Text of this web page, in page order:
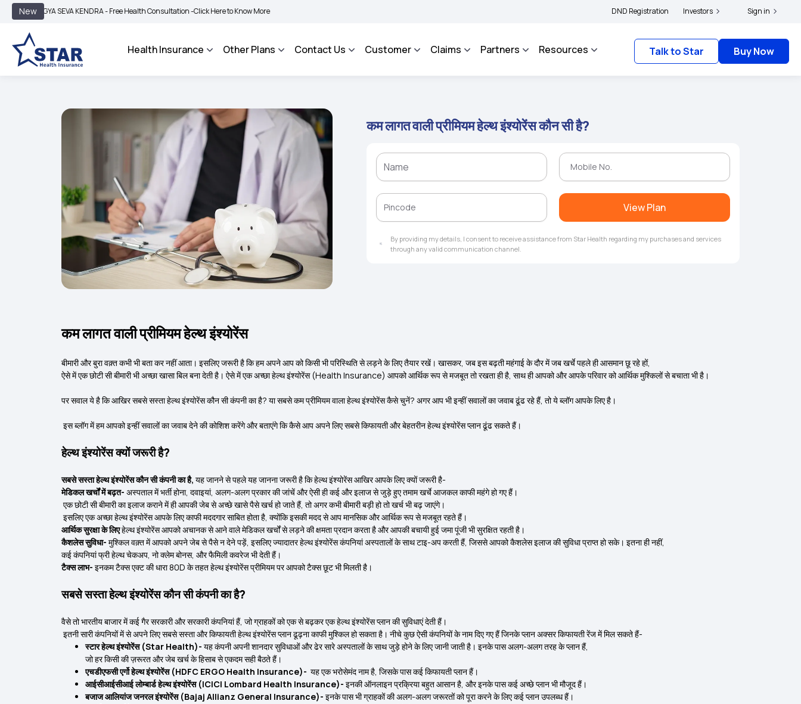
New
SEVA KENDRA - Free Health Consultation -Click Here to Know More | BIMA BHAROSA - An Integrated Grievance Management System to facilitate the policyholders and complainants to file their grievances with IRDAI - Click here to know more
DND Registration Investors Sign in
Health Insurance Other Plans Contact Us Customer Claims Partners Resources Talk to Star Buy Now
कम लागत वाली प्रीमियम हेल्थ इंश्योरेंस कौन सी है?
View Plan
By providing my details, I consent to receive assistance from Star Health regarding my purchases and services
through any valid communication channel.
कम लागत वाली प्रीमियम हेल्थ इंश्योरेंस
बीमारी और बुरा वक़्त कभी भी बता कर नहीं आता। इसलिए जरूरी है कि हम अपने आप को किसी भी परिस्थिति से लड़ने के लिए तैयार रखें। खासकर, जब इस बढ़ती महंगाई के दौर में जब खर्चे पहले ही आसमान छू रहे हों,
ऐसे में एक छोटी सी बीमारी भी अच्छा खासा बिल बना देती है। ऐसे में एक अच्छा हेल्थ इंश्योरेंस (Health Insurance) आपको आर्थिक रूप से मजबूत तो रखता ही है, साथ ही आपको और आपके परिवार को आर्थिक मुश्किलों से बचाता भी है।
पर सवाल ये है कि आखिर सबसे सस्ता हेल्थ इंश्योरेंस कौन सी कंपनी का है? या सबसे कम प्रीमियम वाला हेल्थ इंश्योरेंस कैसे चुनें? अगर आप भी इन्हीं सवालों का जवाब ढूंढ रहे हैं, तो ये ब्लॉग आपके लिए है।
इस ब्लॉग में हम आपको इन्हीं सवालों का जवाब देने की कोशिश करेंगे और बताएंगे कि कैसे आप अपने लिए सबसे किफायती और बेहतरीन हेल्थ इंश्योरेंस प्लान ढूंढ सकते हैं।
हेल्थ इंश्योरेंस क्यों जरूरी है?
सबसे सस्ता हेल्थ इंश्योरेंस कौन सी कंपनी का है, यह जानने से पहले यह जानना जरूरी है कि हेल्थ इंश्योरेंस आखिर आपके लिए क्यों जरूरी है-
मेडिकल खर्चों में बढ़त- अस्पताल में भर्ती होना, दवाइयां, अलग-अलग प्रकार की जांचें और ऐसी ही कई और इलाज से जुड़े हुए तमाम खर्चे आजकल काफी महंगे हो गए हैं।
एक छोटी सी बीमारी का इलाज कराने में ही आपकी जेब से अच्छे खासे पैसे खर्च हो जाते हैं, तो अगर कभी बीमारी बड़ी हो तो खर्च भी बढ़ जाएंगे।
इसलिए एक अच्छा हेल्थ इंश्योरेंस आपके लिए काफी मददगार साबित होता है, क्योंकि इसकी मदद से आप मानसिक और आर्थिक रूप से मजबूत रहते हैं।
आर्थिक सुरक्षा के लिएहेल्थ इंश्योरेंस आपको अचानक से आने वाले मेडिकल खर्चों से लड़ने की क्षमता प्रदान करता है और आपकी बचायी हुई जमा पूंजी भी सुरक्षित रहती है।
कैशलेस सुविधा- मुश्किल वक़्त में आपको अपने जेब से पैसे न देने पड़ें, इसलिए ज्यादातर हेल्थ इंश्योरेंस कंपनियां अस्पतालों के साथ टाइ-अप करती हैं, जिससे आपको कैशलेस इलाज की सुविधा प्राप्त हो सके। इतना ही नहीं,
कई कंपनियां फ्री हेल्थ चेकअप, नो क्लेम बोनस, और फैमिली कवरेज भी देती हैं।
टैक्स लाभ- इनकम टैक्स एक्ट की धारा 80D के तहत हेल्थ इंश्योरेंस प्रीमियम पर आपको टैक्स छूट भी मिलती है।
सबसे सस्ता हेल्थ इंश्योरेंस कौन सी कंपनी का है?
वैसे तो भारतीय बाजार में कई गैर सरकारी और सरकारी कंपनियां हैं, जो ग्राहकों को एक से बढ़कर एक हेल्थ इंश्योरेंस प्लान की सुविधाएं देती हैं।
इतनी सारी कंपनियों में से अपने लिए सबसे सस्ता और किफायती हेल्थ इंश्योरेंस प्लान ढूढ़ना काफी मुश्किल हो सकता है। नीचे कुछ ऐसी कंपनियों के नाम दिए गए हैं जिनके प्लान अक्सर किफायती रेंज में मिल सकते हैं-
स्टार हेल्थ इंश्योरेंस (Star Health)- यह कंपनी अपनी शानदार सुविधाओं और ढेर सारे अस्पतालों के साथ जुड़े होने के लिए जानी जाती है। इनके पास अलग-अलग तरह के प्लान हैं,
जो हर किसी की ज़रूरत और जेब खर्च के हिसाब से एकदम सही बैठते हैं।
एचडीएफसी एर्गो हेल्थ इंश्योरेंस (HDFC ERGO Health Insurance)- यह एक भरोसेमंद नाम है, जिसके पास कई किफायती प्लान हैं।
आईसीआईसीआई लोम्बार्ड हेल्थ इंश्योरेंस (ICICI Lombard Health Insurance)- इनकी ऑनलाइन प्रक्रिया बहुत आसान है, और इनके पास कई अच्छे प्लान भी मौजूद हैं।
बजाज आलियांज जनरल इंश्योरेंस (Bajaj Allianz General Insurance)- इनके पास भी ग्राहकों की अलग-अलग जरूरतों को पूरा करने के लिए कई प्लान उपलब्ध हैं।